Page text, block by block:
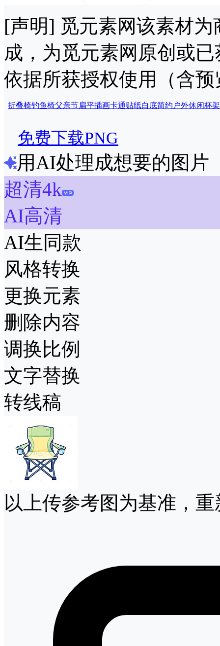
[声明] 觅元素网该素材
成，为觅元素网原创或
依据所获授权使用（含
折叠椅钓鱼椅父亲节扁平插画卡通贴纸白底简约 户外休闲杯架
免费下载PNG
用AI处理成想要的图片
超清4k
AI高清
AI生同款
风格转换
更换元素
删除内容
调换比例
文字替换
转线稿
以上传参考图为基准，